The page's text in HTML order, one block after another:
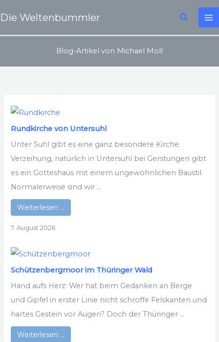
Inhalt
springen
Die Weltenbummler Suchen
Blog-Artikel von Michael Moll
Rundkirche von Untersuhl
Unter Suhl gibt es eine ganz besondere Kirche.
Verzeihung, natürlich in Untersuhl bei Gerstungen gibt
es ein Gotteshaus mit einem ungewöhnlichen Baustil.
Normalerweise sind wir ...
Weiterlesen …
7. August 2026
Schützenbergmoor im Thüringer Wald
Hand aufs Herz: Wer hat beim Gedanken an Berge
und Gipfel in erster Linie nicht schroffe Felskanten und
hartes Gestein vor Augen? Doch der Thüringer ...
Weiterlesen …